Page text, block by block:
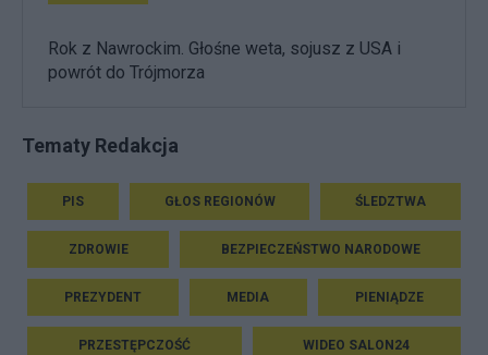
Rok z Nawrockim. Głośne weta, sojusz z USA i
powrót do Trójmorza
Tematy Redakcja
PIS GŁOS REGIONÓW ŚLEDZTWA
ZDROWIE BEZPIECZEŃSTWO NARODOWE
PREZYDENT MEDIA PIENIĄDZE
PRZESTĘPCZOŚĆ WIDEO SALON24